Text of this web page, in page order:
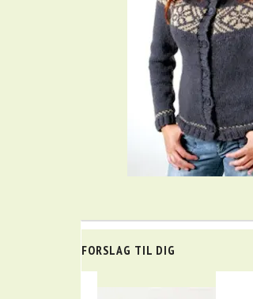
FORSLAG TIL DIG